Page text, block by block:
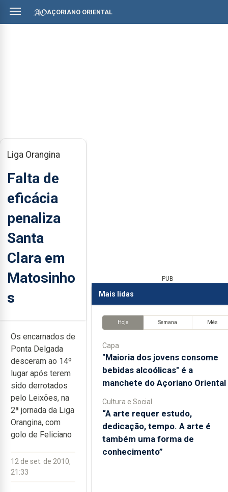
AÇORIANO ORIENTAL
Liga Orangina
Falta de
eficácia
penaliza
Santa
Clara em
Matosinho
s
Os encarnados de
Ponta Delgada
desceram ao 14º
lugar após terem
sido derrotados
pelo Leixões, na
2ª jornada da Liga
Orangina, com
golo de Feliciano
12 de set. de 2010,
21:33
PUB
Mais lidas
Hoje Semana Mês
Capa
"Maioria dos jovens consome
bebidas alcoólicas" é a
manchete do Açoriano Oriental
Cultura e Social
“A arte requer estudo,
dedicação, tempo. A arte é
também uma forma de
conhecimento”